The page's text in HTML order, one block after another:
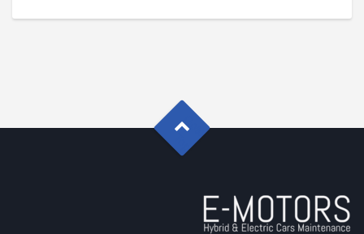
G
o
t
o
T
o
p